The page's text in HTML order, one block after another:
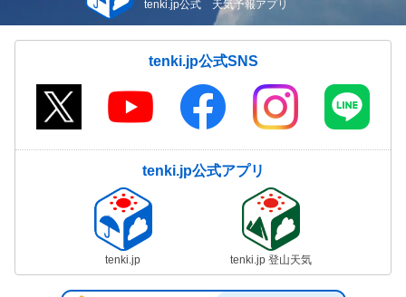
tenki.jp公式 天気予報アプリ
tenki.jp公式SNS
tenki.jp公式アプリ
tenki.jp tenki.jp 登山天気